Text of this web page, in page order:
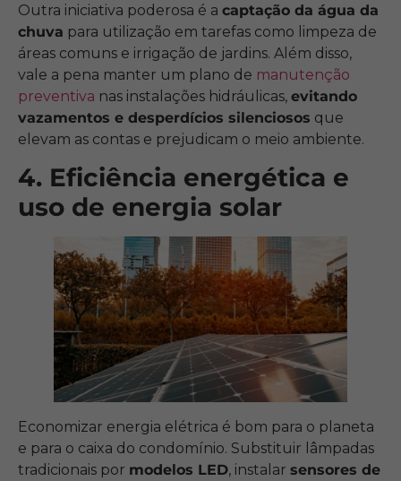
Outra iniciativa poderosa é a captação da água da
chuva para utilização em tarefas como limpeza de
áreas comuns e irrigação de jardins. Além disso,
vale a pena manter um plano de manutenção
preventiva nas instalações hidráulicas, evitando
vazamentos e desperdícios silenciosos que
elevam as contas e prejudicam o meio ambiente.
4. Eficiência energética e
uso de energia solar
Economizar energia elétrica é bom para o planeta
e para o caixa do condomínio. Substituir lâmpadas
tradicionais por modelos LED, instalar sensores de